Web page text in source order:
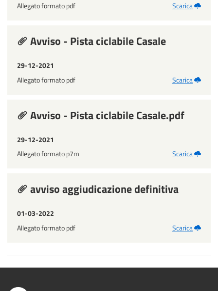
Allegato formato pdf
Scarica
Avviso - Pista ciclabile Casale
29-12-2021
Allegato formato pdf
Scarica
Avviso - Pista ciclabile Casale.pdf
29-12-2021
Allegato formato p7m
Scarica
avviso aggiudicazione definitiva
01-03-2022
Allegato formato pdf
Scarica